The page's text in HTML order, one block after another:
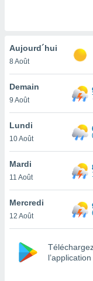
vous
ou
de
le
ainsi
un
Aujourd´hui
8 Août
Demain
9 Août
Lundi
10 Août
Mardi
11 Août
Mercredi
12 Août
l’application